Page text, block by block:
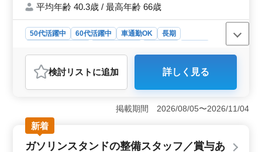
て頂きたいです。
平均年齢 40.3歳 / 最高年齢 66歳
50代活躍中 60代活躍中 車通勤OK
長期
自動車整備士
おすすめポイント
＜経験を活かせる業務＞ 国産乗用車の車検整備や法定
点検、修理などを担当します。3級自動車整備士以上と実
務経験が必須で、これまで培った技術や判断力を発揮し
て、ベテラン整備士として活躍できます。 ＜休日を
確保しやすい勤務環境＞ 火曜・水曜休みの完全週休2日
制で、年間休日は120日です。残業も月10時間程度で、仕
検討リスト に追加 詳しく見る
掲載期間 2026/08/05〜2026/11/04
新着
ガソリンスタンドの整備スタッフ／賞与あ